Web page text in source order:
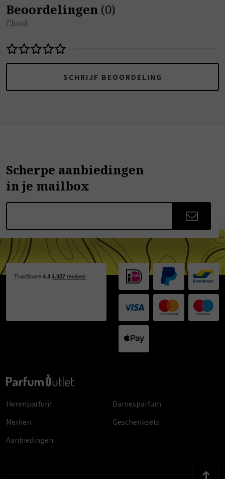
Beoordelingen (0)
Cloud
SCHRIJF BEOORDELING
Scherpe aanbiedingen
in je mailbox
Herenparfum
Damesparfum
Merken
Geschenksets
Aanbiedingen